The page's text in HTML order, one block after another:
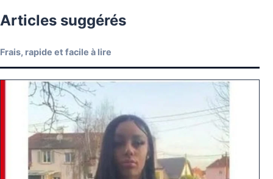
Articles suggérés
Frais, rapide et facile à lire